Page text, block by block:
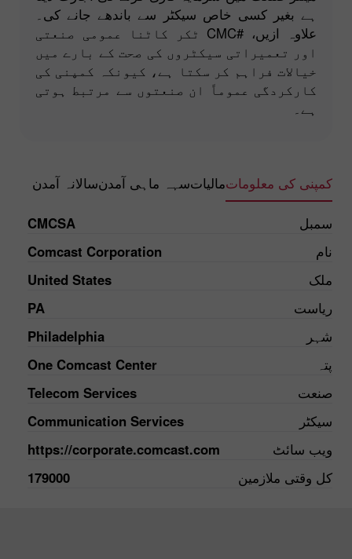
ہے بغیر کسی خاص سیکٹر سے باندھے جانے کی۔
علاوہ ازیں، #CMC ٹکر کاٹنا عمومی صنعتی
اور تعمیراتی سیکٹروں کی صحت کے بارے میں
خیالات فراہم کر سکتا ہے، کیونکہ کمپنی کی
کارکردگی عموماً ان صنعتوں سے مرتبط ہوتی
ہے۔
کمپنی کی معلوماتمالیاتسہہ ماہی آمدنسالانہ آمدن
سمبل
CMCSA
نام
Comcast Corporation
ملک
United States
ریاست
PA
شہر
Philadelphia
پتہ
One Comcast Center
صنعت
Telecom Services
سیکٹر
Communication Services
ویب سائٹ
https://corporate.comcast.com
کل وقتی ملازمین
179000